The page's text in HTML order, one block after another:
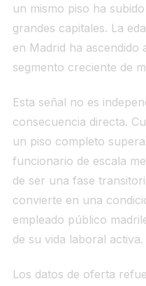
un mismo piso ha
grandes capitales. La
en Madrid ha
segmento creciente de
Esta señal no es
consecuencia directa.
un piso completo
funcionario de escala
de ser una fase
convierte en una
empleado público
de su vida laboral activa.
Los datos de oferta